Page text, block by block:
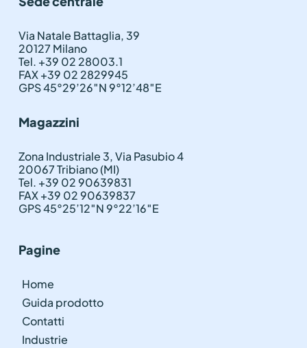
Via Natale Battaglia, 39
20127 Milano
Tel. +39 02 28003.1
FAX +39 02 2829945
GPS 45°29’26″N 9°12’48″E
Magazzini
Zona Industriale 3, Via Pasubio 4
20067 Tribiano (MI)
Tel. +39 02 90639831
FAX +39 02 90639837
GPS 45°25’12″N 9°22’16″E
Pagine
Home
Guida prodotto
Contatti
Industrie